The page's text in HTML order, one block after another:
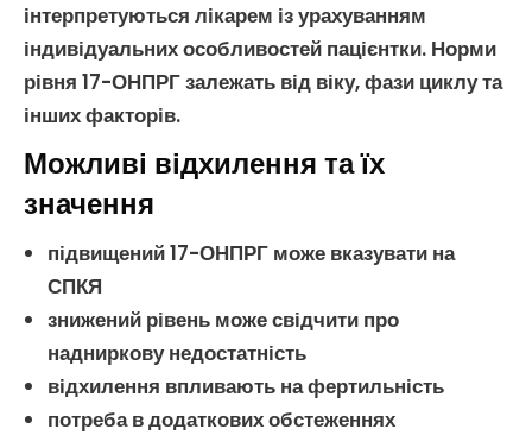
інтерпретуються лікарем із урахуванням
індивідуальних особливостей пацієнтки. Норми
рівня 17-ОНПРГзалежать від віку, фази циклу та
інших факторів.
Можливі відхилення та їх
значення
підвищений17-ОНПРГ може вказувати на
СПКЯ
знижений рівень може свідчити про
надниркову недостатність
відхилення впливають нафертильність
потреба в додаткових обстеженнях